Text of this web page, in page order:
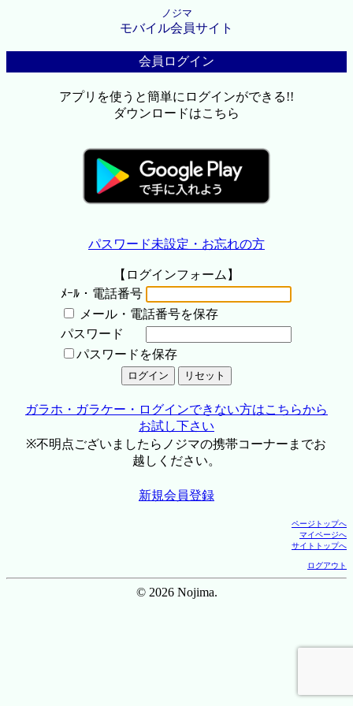
ノジマ
モバイル会員サイト
会員ログイン
アプリを使うと簡単にログインができる!!
ダウンロードはこちら
パスワード未設定・お忘れの方
【ログインフォーム】
ﾒｰﾙ・電話番号
メール・電話番号を保存
パスワード
パスワードを保存
ガラホ・ガラケー・ログインできない方はこちらから
お試し下さい
※不明点ございましたらノジマの携帯コーナーまでお
越しください。
新規会員登録
ページトップへ
マイページへ
サイトトップへ
ログアウト
© 2026 Nojima.